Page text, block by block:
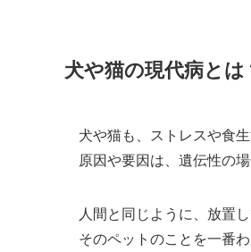
犬や猫の現代病とは
犬や猫も、ストレスや食
原因や要因は、遺伝性の
人間と同じように、放置
そのペットのことを一番